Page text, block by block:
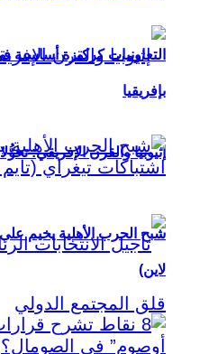
إثيوبيا والقرن الإفريقي:
التعاونيات كركيزة أساسية
بإفريقيا
شبح الحرب الأهلية يخيم على
لاين)